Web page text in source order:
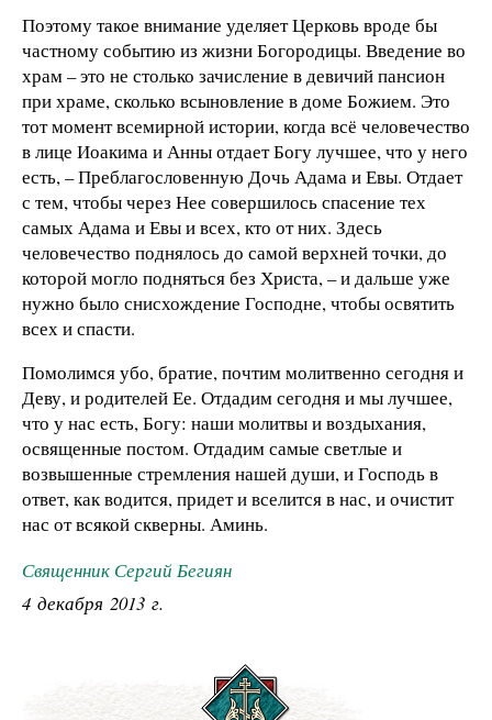
Поэтому такое внимание уделяет Церковь вроде бы
частному событию из жизни Богородицы. Введение во
храм – это не столько зачисление в девичий пансион
при храме, сколько всыновление в доме Божием. Это
тот момент всемирной истории, когда всё человечество
в лице Иоакима и Анны отдает Богу лучшее, что у него
есть, – Преблагословенную Дочь Адама и Евы. Отдает
с тем, чтобы через Нее совершилось спасение тех
самых Адама и Евы и всех, кто от них. Здесь
человечество поднялось до самой верхней точки, до
которой могло подняться без Христа, – и дальше уже
нужно было снисхождение Господне, чтобы освятить
всех и спасти.
Помолимся убо, братие, почтим молитвенно сегодня и
Деву, и родителей Ее. Отдадим сегодня и мы лучшее,
что у нас есть, Богу: наши молитвы и воздыхания,
освященные постом. Отдадим самые светлые и
возвышенные стремления нашей души, и Господь в
ответ, как водится, придет и вселится в нас, и очистит
нас от всякой скверны. Аминь.
Священник Сергий Бегиян
4 декабря 2013 г.